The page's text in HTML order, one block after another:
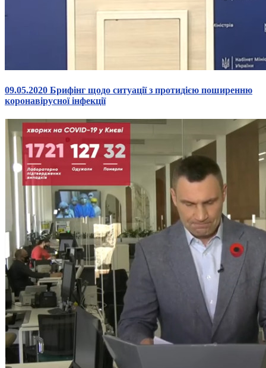
09.05.2020 Брифінг щодо ситуації з протидією поширенню
коронавірусної інфекції